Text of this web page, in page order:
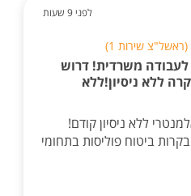
לפני 9 שעות
שירות 1)
לעבודה משרדית! דרוש
ללא ניסיון!ללא
ללא ניסיון קודם!
ביטוח פוליסות בתחומי